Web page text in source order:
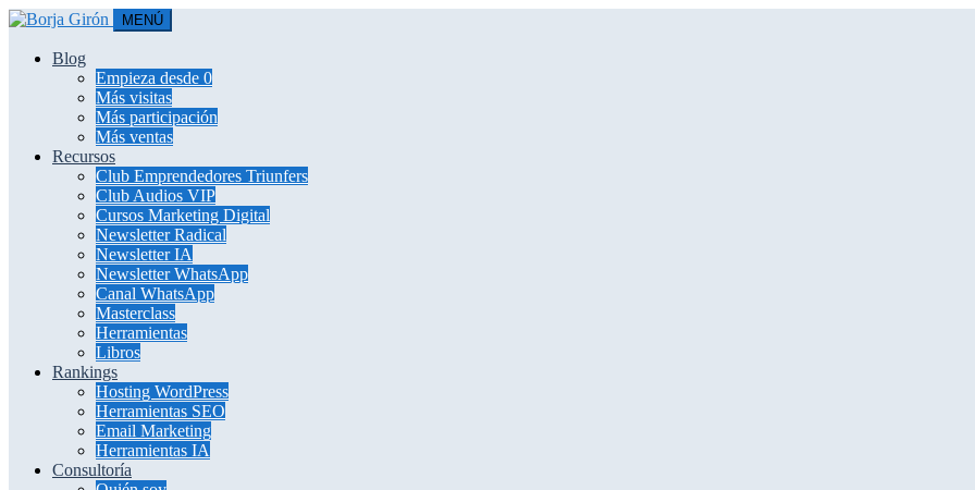
MENÚ
Blog
Empieza desde 0
Más visitas
Más participación
Más ventas
Recursos
Club Emprendedores Triunfers
Club Audios VIP
Cursos Marketing Digital
Newsletter Radical
Newsletter IA
Newsletter WhatsApp
Canal WhatsApp
Masterclass
Herramientas
Libros
Rankings
Hosting WordPress
Herramientas SEO
Email Marketing
Herramientas IA
Consultoría